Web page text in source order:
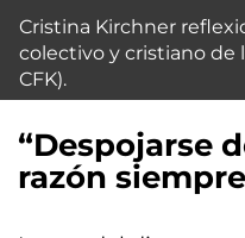
Cristina Kirchner
colectivo y cristiano de
CFK).
“Despojarse
razón